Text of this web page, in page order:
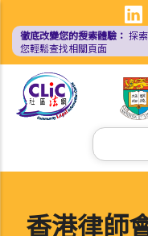
內
徹底改變您的搜索體驗： 探
您輕鬆查找相關頁面
Search
香港律師